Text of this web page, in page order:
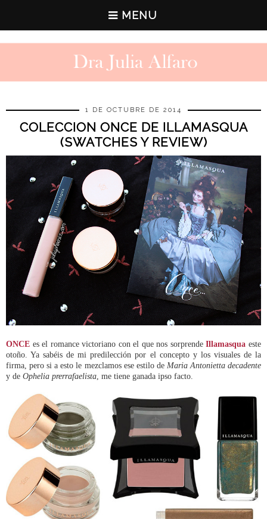
MENU
1 DE OCTUBRE DE 2014
COLECCION ONCE DE ILLAMASQUA
(SWATCHES Y REVIEW)
ONCE es el romance victoriano con el que nos sorprendeIllamasqua este
otoño. Ya sabéis de mi predilección por el concepto y los visuales de la
firma, pero si a esto le mezclamos ese estilo de Maria Antonietta decadente
y de Ophelia prerrafaelista , me tiene ganada ipso facto.